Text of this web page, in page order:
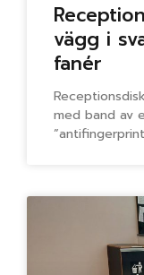
vägg i
fanér
med band av